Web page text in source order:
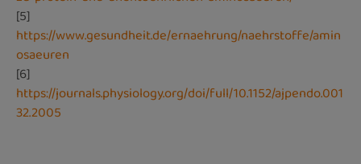
[5]
https://www.gesundheit.de/ernaehrung/naehrstoffe/amin
osaeuren
[6]
https://journals.physiology.org/doi/full/10.1152/ajpendo.001
32.2005